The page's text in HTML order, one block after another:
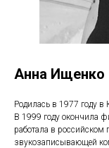
Анна Ищенко
Родилась в 1977 году в
В 1999 году окончила
работала в российском
звукозаписывающей